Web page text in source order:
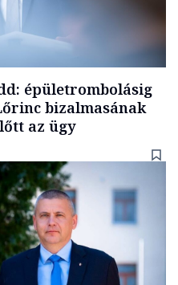
épületrombolásig
bizalmasának
az ügy